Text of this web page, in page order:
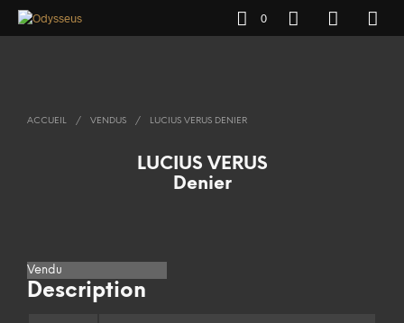
0
ACCUEIL / VENDUS / LUCIUS VERUS DENIER
LUCIUS VERUS
Denier
Vendu
Description